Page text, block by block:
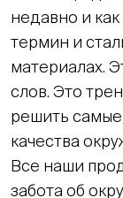
недавно и
термин и
материалах.
слов. Это
решить
качества
Все наши
забота об